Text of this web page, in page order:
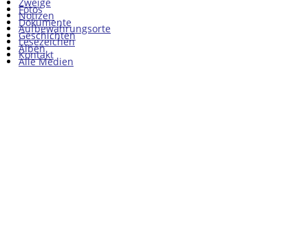
Fotos
Dokumente
Geschichten
Alben
Alle Medien
Notizen
Aufbewahrungsorte
Lesezeichen
Kontakt